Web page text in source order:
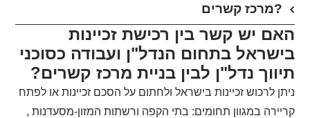
מרכז קשרים?
האם יש קשר בין רכישת זכיינות
בישראל בתחום הנדל"ן ועבודה כסוכני
תיווך נדל"ן לבין בניית מרכז קשרים?
ניתן לרכוש זכיינות בישראל ולחתום על הסכם זכיינות או לפתח
קריירה במגוון תחומים: בתי הקפה ורשתות המזון-מסעדנות ,